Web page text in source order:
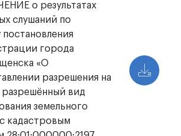
о результатах
слушаний по
постановления
города
«О
разрешения на
разрешённый вид
земельного
кадастровым